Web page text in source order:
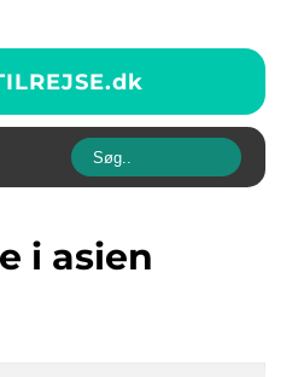
dk
i asien